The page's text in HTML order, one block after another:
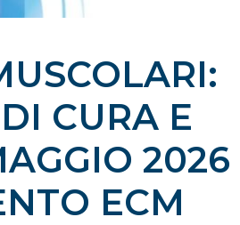
CURA E
2026
ECM